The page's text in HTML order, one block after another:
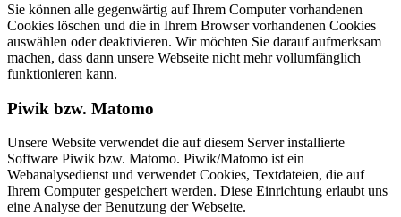
Sie können alle gegenwärtig auf Ihrem Computer vorhandenen
Cookies löschen und die in Ihrem Browser vorhandenen Cookies
auswählen oder deaktivieren. Wir möchten Sie darauf aufmerksam
machen, dass dann unsere Webseite nicht mehr vollumfänglich
funktionieren kann.
Piwik bzw. Matomo
Unsere Website verwendet die auf diesem Server installierte
Software Piwik bzw. Matomo. Piwik/Matomo ist ein
Webanalysedienst und verwendet Cookies, Textdateien, die auf
Ihrem Computer gespeichert werden. Diese Einrichtung erlaubt uns
eine Analyse der Benutzung der Webseite.